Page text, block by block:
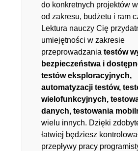
do konkretnych projektów
od zakresu, budżetu i ram
Lektura nauczy Cię
umiejętności w zakresie
przeprowadzania testów
bezpieczeństwa i
testów eksploracyjnych,
automatyzacji testów,
wielofunkcyjnych,
danych, testowania
wielu innych. Dzięki
łatwiej będziesz
przepływy pracy